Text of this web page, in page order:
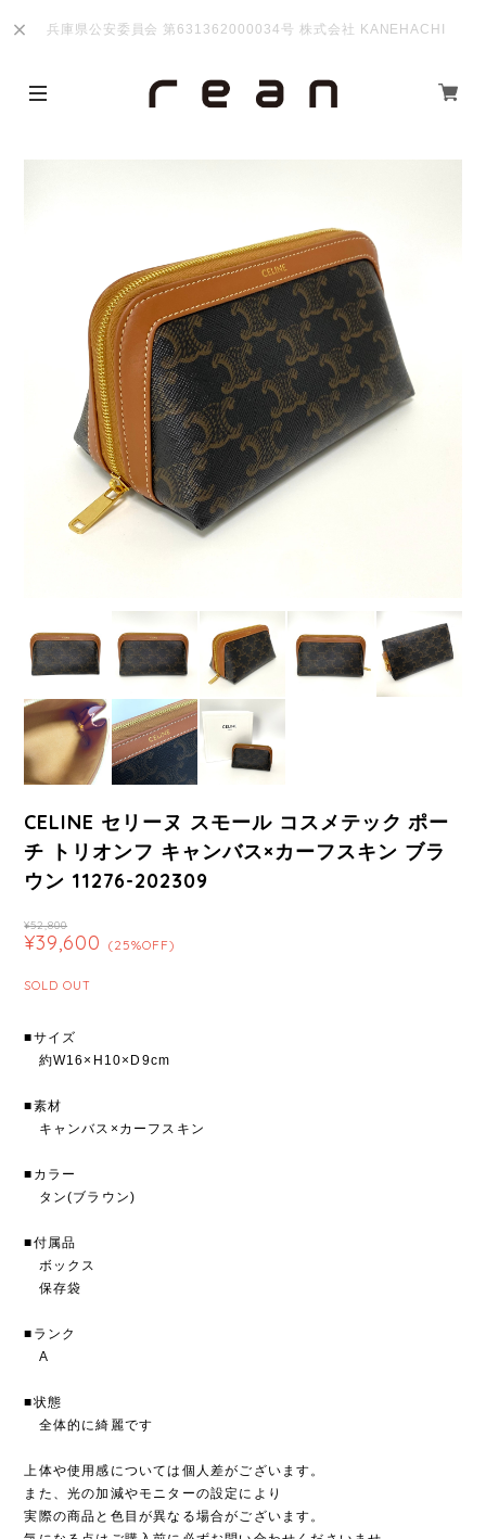
兵庫県公安委員会 第631362000034号 株式会社 KANEHACHI
CELINE セリーヌ スモール コスメテック ポー
チ トリオンフ キャンバス×カーフスキン ブラ
ウン 11276-202309
¥52,800
¥39,600 (25%OFF)
SOLD OUT
■サイズ
約W16×H10×D9cm
■素材
キャンバス×カーフスキン
■カラー
タン(ブラウン)
■付属品
ボックス
保存袋
■ランク
A
■状態
全体的に綺麗です
上体や使用感については個人差がございます。
また、光の加減やモニターの設定により
実際の商品と色目が異なる場合がございます。